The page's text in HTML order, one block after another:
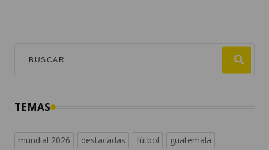
TEMAS
mundial 2026 destacadas fútbol
guatemala